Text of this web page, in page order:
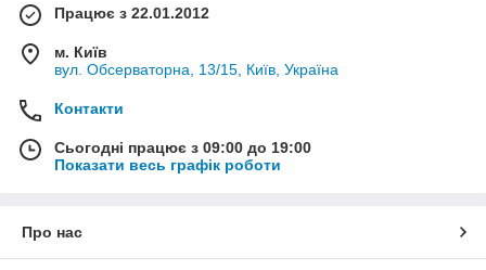
Працює з 22.01.2012
м. Київ
вул. Обсерваторна, 13/15, Київ, Україна
Контакти
Сьогодні працює з 09:00 до 19:00
Показати весь графік роботи
Про нас